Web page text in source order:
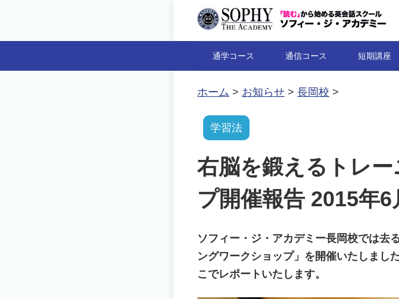
通学コース 通信コース 短期講座
ホーム > お知らせ > 長岡校 >
学習法
右脳を鍛えるトレ
プ開催報告 2015年
ソフィー・ジ・アカデミー長岡校では去
ングワークショップ」を開催いたしまし
こでレポートいたします。